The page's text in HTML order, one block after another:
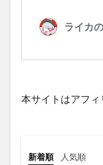
本サイトはアフィ
新着順 人気順